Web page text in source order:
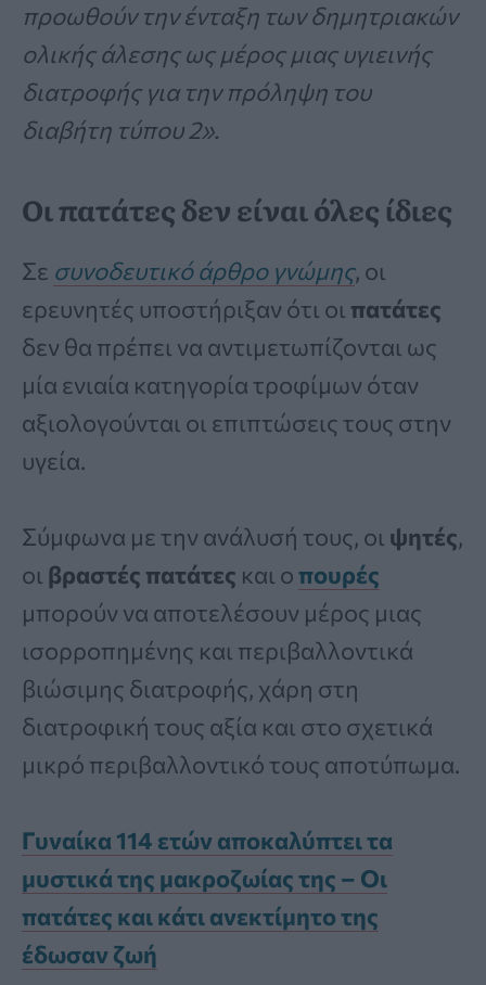
προωθούν την ένταξη των δημητριακών
ολικής άλεσης ως μέρος μιας υγιεινής
διατροφής για την πρόληψη του
διαβήτη τύπου 2».
Οι πατάτες δεν είναι όλες ίδιες
Σε συνοδευτικό άρθρο γνώμης, οι
ερευνητές υποστήριξαν ότι οι πατάτες
δεν θα πρέπει να αντιμετωπίζονται ως
μία ενιαία κατηγορία τροφίμων όταν
αξιολογούνται οι επιπτώσεις τους στην
υγεία.
Σύμφωνα με την ανάλυσή τους, οι ψητές,
οι βραστές πατάτες και οπουρές
μπορούν να αποτελέσουν μέρος μιας
ισορροπημένης και περιβαλλοντικά
βιώσιμης διατροφής, χάρη στη
διατροφική τους αξία και στο σχετικά
μικρό περιβαλλοντικό τους αποτύπωμα.
Γυναίκα 114 ετών αποκαλύπτει τα
μυστικά της μακροζωίας της – Οι
πατάτες και κάτι ανεκτίμητο της
έδωσαν ζωή